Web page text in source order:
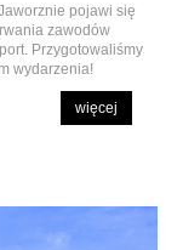
pojawi się
zawodów
Przygotowaliśmy
wydarzenia!
więcej